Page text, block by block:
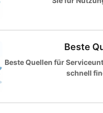
Beste
Beste Quellen für
schnell